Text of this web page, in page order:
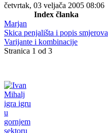
četvrtak, 03 veljača 2005 08:06
Index članka
Marjan
Skica penjališta i popis smjerova
Varijante i kombinacije
Stranica 1 od 3